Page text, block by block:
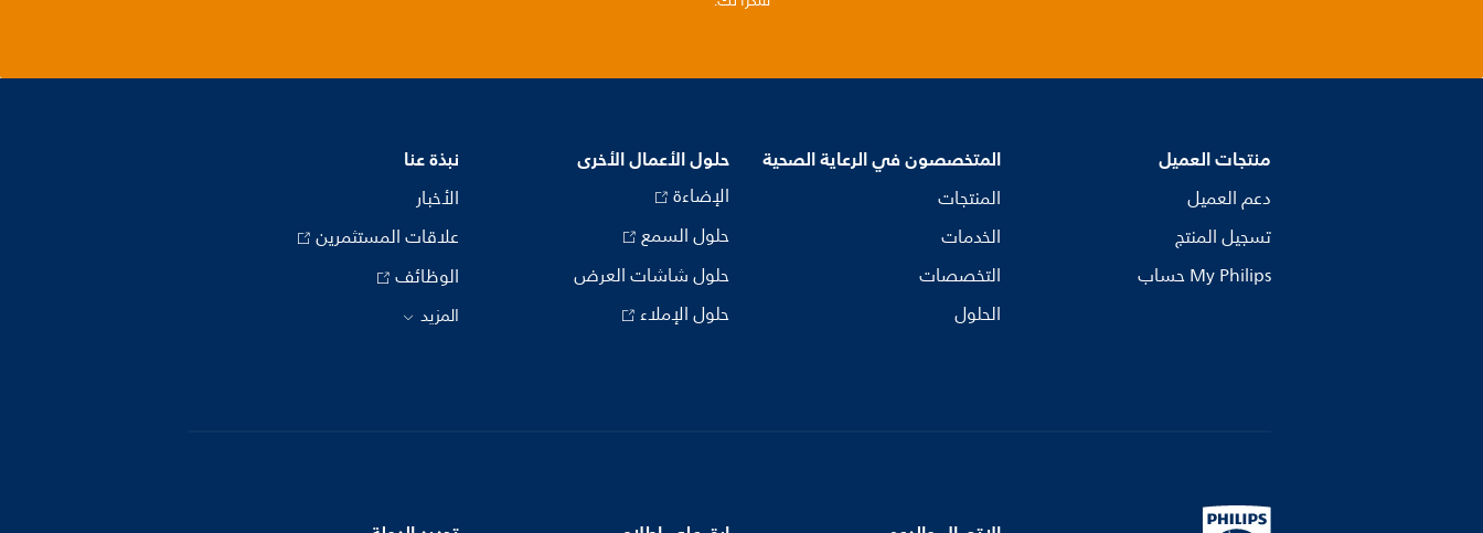
منتجات العميل
دعم العميل
تسجيل المنتج
My Philips حساب
المتخصصون في الرعاية الصحية
المنتجات
الخدمات
التخصصات
الحلول
حلول الأعمال الأخرى
الإضاءة
حلول السمع
حلول شاشات العرض
حلول الإملاء
نبذة عنا
الأخبار
علاقات المستثمرين
الوظائف
المزيد